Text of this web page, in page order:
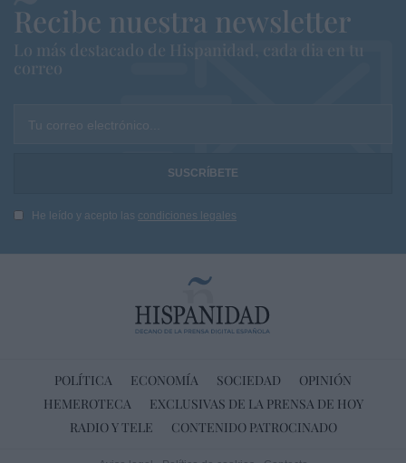
Recibe nuestra newsletter
Lo más destacado de Hispanidad, cada dia en tu
correo
Tu correo electrónico...
He leído y acepto las condiciones legales
POLÍTICA ECONOMÍA SOCIEDAD
OPINIÓN
HEMEROTECA
EXCLUSIVAS DE LA PRENSA DE HOY
RADIO Y TELE
CONTENIDO PATROCINADO